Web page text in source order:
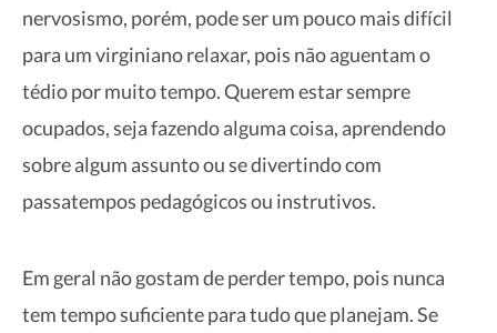
nervosismo, porém, pode ser um pouco mais difícil
para um virginiano relaxar, pois não aguentam o
tédio por muito tempo. Querem estar sempre
ocupados, seja fazendo alguma coisa, aprendendo
sobre algum assunto ou se divertindo com
passatempos pedagógicos ou instrutivos.
Em geral não gostam de perder tempo, pois nunca
tem tempo suficiente para tudo que planejam. Se